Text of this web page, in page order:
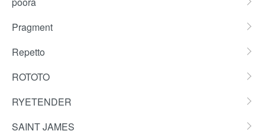
Pragment
Repetto
ROTOTO
RYETENDER
SAINT JAMES